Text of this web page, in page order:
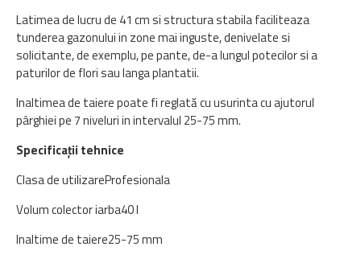
Latimea de lucru de 41 cm si structura stabila faciliteaza
tunderea gazonului in zone mai inguste, denivelate si
solicitante, de exemplu, pe pante, de-a lungul potecilor si a
paturilor de flori sau langa plantatii.
Inaltimea de taiere poate fi reglată cu usurinta cu ajutorul
pârghiei pe 7 niveluri in intervalul 25-75 mm.
Specificații tehnice
Clasa de utilizareProfesionala
Volum colector iarba40 l
Inaltime de taiere25-75 mm